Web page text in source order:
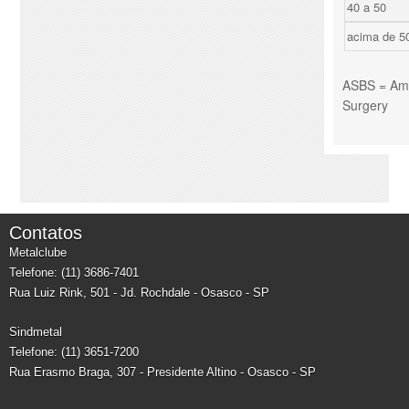
40 a 50
acima de
ASBS =
Surgery
Contatos
Metalclube
Telefone: (11) 3686-7401
Rua Luiz Rink, 501 - Jd. Rochdale - Osasco - SP
Sindmetal
Telefone: (11) 3651-7200
Rua Erasmo Braga, 307 - Presidente Altino - Osasco - SP